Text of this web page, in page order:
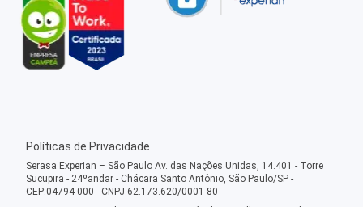
Políticas de Privacidade
Serasa Experian – São Paulo Av. das Nações Unidas, 14.401 - Torre
Sucupira - 24ºandar - Chácara Santo Antônio, São Paulo/SP -
CEP:04794-000 - CNPJ 62.173.620/0001-80